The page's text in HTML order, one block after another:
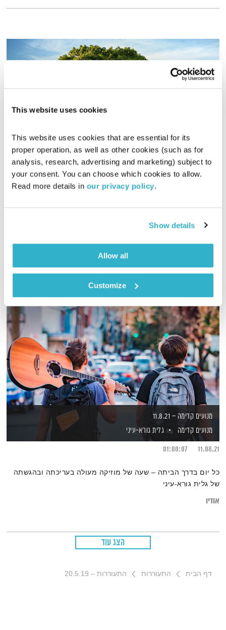
This website uses cookies
This website uses cookies that are essential for its
proper operation, as well as other cookies (such as for
analysis, research, advertising and marketing) subject to
your consent. You can choose which cookies to allow.
Read more details in our privacy policy.
Show details
Allow all
Customize
קיימות – חלק א'
מודל עשיית הטוב
מודל עשיית הטוב – סדרת תכניות העוסקת בהטמעת ערכים בעולם
העסקי. והפעם – קיימות – חלק א'.
מנועים קדימה – 11.8.21
מנועים קדימה
גלית גורא-עיני
11.08.21
01:00:07
כל יום בדרך הביתה – שעה של מוזיקה מעולה בעריכתה ובהגשתה
של גלית גורא-עיני
אודיו
הצג עוד
דף הבית התעוררות התעוררות – 20.5.19